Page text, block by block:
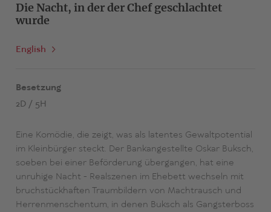
Die Nacht, in der der Chef geschlachtet
wurde
English
Besetzung
2D / 5H
Eine Komödie, die zeigt, was als latentes Gewaltpotential
im Kleinbürger steckt. Der Bankangestellte Oskar Buksch,
soeben bei einer Beförderung übergangen, hat eine
unruhige Nacht - Realszenen im Ehebett wechseln mit
bruchstückhaften Traumbildern von Machtrausch und
Herrenmenschentum, in denen Buksch als Gangsterboss